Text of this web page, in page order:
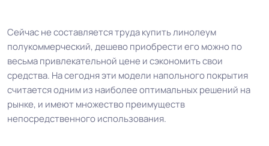
Сейчас не составляется труда купить линолеум
полукоммерческий, дешево приобрести его можно по
весьма привлекательной цене и сэкономить свои
средства. На сегодня эти модели напольного покрытия
считается одним из наиболее оптимальных решений на
рынке, и имеют множество преимуществ
непосредственного использования.